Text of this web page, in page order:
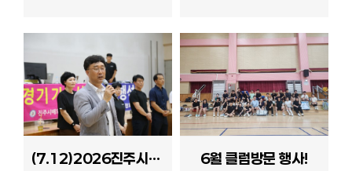
(7.12)2026진주시협회장배 생활체육 여성부 배드민턴대회 6월 클럽방문 행사!